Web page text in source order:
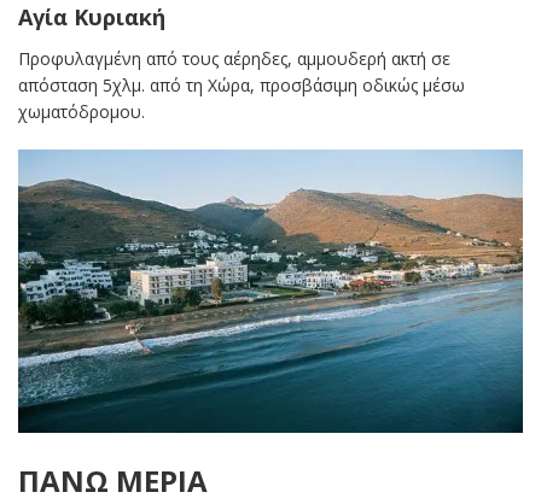
Αγία Κυριακή
Προφυλαγμένη από τους αέρηδες, αμμουδερή ακτή σε
απόσταση 5χλμ. από τη Χώρα, προσβάσιμη οδικώς μέσω
χωματόδρομου.
ΠΑΝΩ ΜΕΡΙΑ